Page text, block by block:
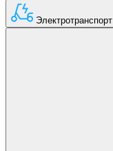
Электротранспорт